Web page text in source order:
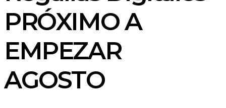
PRÓXIMO A
EMPEZAR
AGOSTO